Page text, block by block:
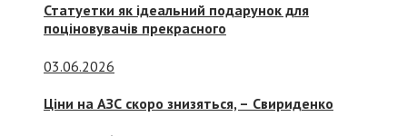
Статуетки як ідеальний подарунок для
поціновувачів прекрасного
03.06.2026
Ціни на АЗС скоро знизяться, – Свириденко